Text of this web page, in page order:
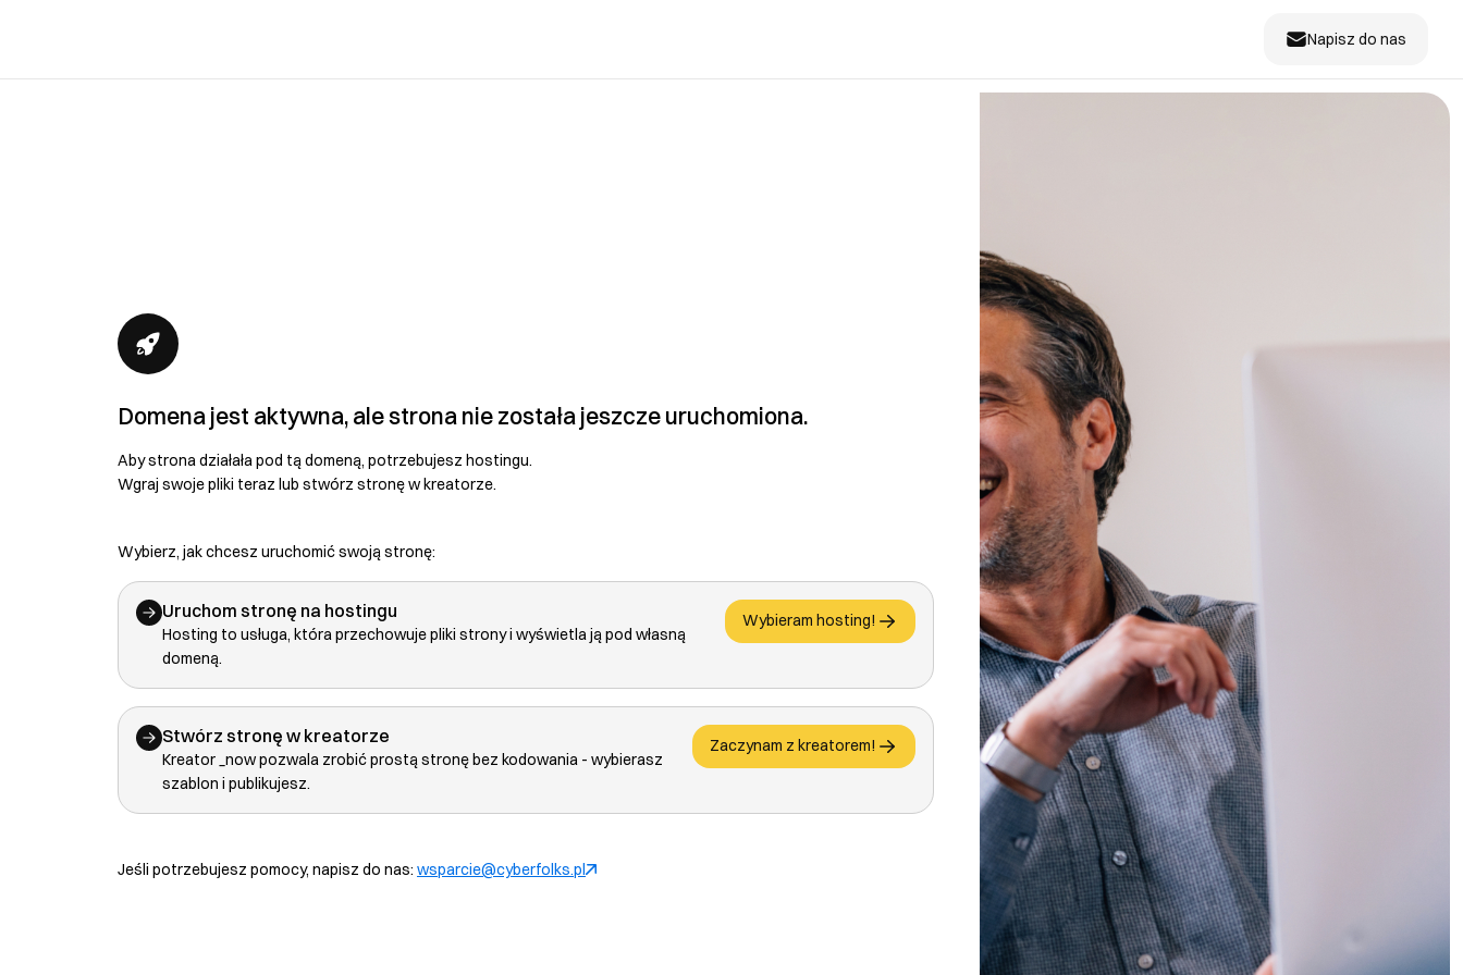
Napisz do nas
Domena jest aktywna, ale strona nie została jeszcze uruchomiona.
Aby strona działała pod tą domeną, potrzebujesz hostingu.
Wgraj swoje pliki teraz lub stwórz stronę w kreatorze.
Wybierz, jak chcesz uruchomić swoją stronę:
Uruchom stronę na hostingu
Hosting to usługa, która przechowuje pliki strony i wyświetla ją pod własną
domeną.
Wybieram hosting!
Stwórz stronę w kreatorze
Kreator _now pozwala zrobić prostą stronę bez kodowania - wybierasz
szablon i publikujesz.
Zaczynam z kreatorem!
Jeśli potrzebujesz pomocy, napisz do nas: wsparcie@cyberfolks.pl